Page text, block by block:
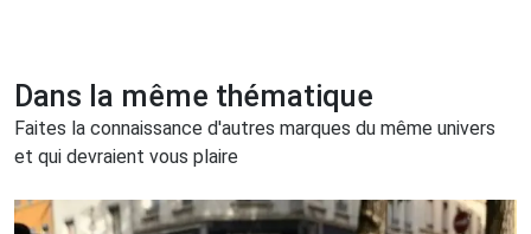
Dans la même thématique
Faites la connaissance d'autres marques du même univers
et qui devraient vous plaire